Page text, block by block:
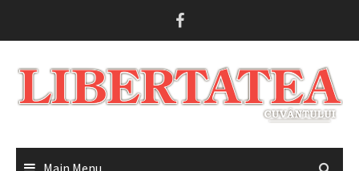
Main Menu